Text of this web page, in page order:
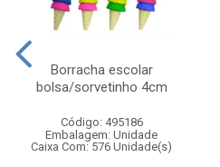
Borracha escolar
bolsa/sorvetinho 4cm
Código: 495186
Embalagem: Unidade
Caixa Com: 576 Unidade(s)